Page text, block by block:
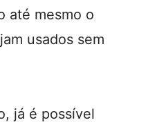
até mesmo o
usados sem
já é possível